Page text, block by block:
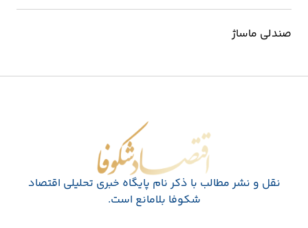
صندلی ماساژ
اقتصاد شکوفا
نقل و نشر مطالب با ذکر نام پايگاه خبری تحليلی اقتصاد
شکوفا بلامانع است.